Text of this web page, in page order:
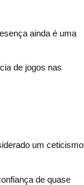
ainda é uma
de jogos nas
um ceticismo
de quase